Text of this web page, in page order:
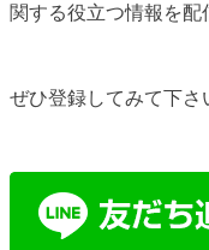
関する役立つ情報を配
ぜひ登録してみて下さ